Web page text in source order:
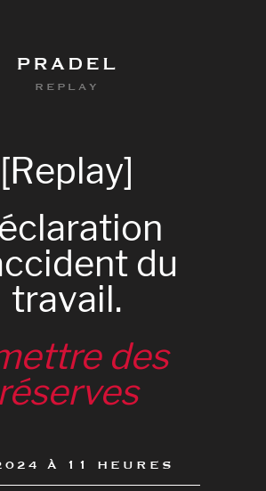
0
PRADEL
REPLAY
[Replay]
du
travail.
des
réserves
À 11 HEURES